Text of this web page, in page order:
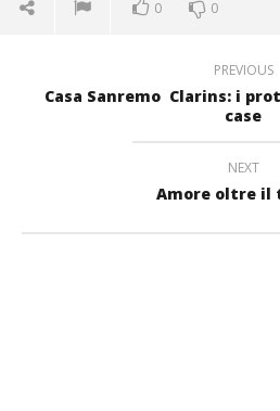
0 0
PREVIOUS
Casa Sanremo  Clarins: i
case
NEXT
Amore oltre il